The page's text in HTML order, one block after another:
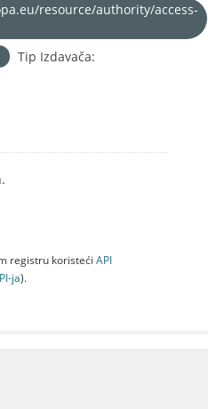
resource/authority/access-
Tip Izdavača:
registru koristeći API
jа).